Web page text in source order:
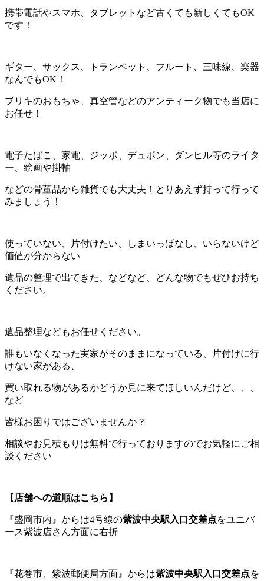
携帯電話やスマホ、タブレットなど古くても新しくてもOK
です！
ギター、サックス、トランペット、フルート、三味線、楽器
なんでもOK！
ブリキのおもちゃ、真空管などのアンティーク物でも当店に
お任せ！
電子たばこ、家電、ジッポ、デュポン、ダンヒル等のライタ
ー、絵画や掛軸
などの骨董品から雑貨でも大丈夫！とりあえず持って行って
みましょう！
使っていない、片付けたい、しまいっぱなし、いらないけど
価値が分からない
遺品の整理で出てきた、などなど、どんな物でもぜひお持ち
ください。
遺品整理などもお任せください。
誰もいなくなった実家がそのままになっている、片付けに行
けない家がある、
買い取れる物があるかどうか見に来てほしいんだけど、、、
など
皆様お困りではございませんか？
相談やお見積もりは無料で行っておりますのでお気軽にご相
談ください
【店舗への道順はこちら】
『盛岡市内』からは4号線の紫波中央駅入口交差点をユニバ
ース紫波店さん方面に右折
『花巻市、紫波郵便局方面』からは紫波中央駅入口交差点を